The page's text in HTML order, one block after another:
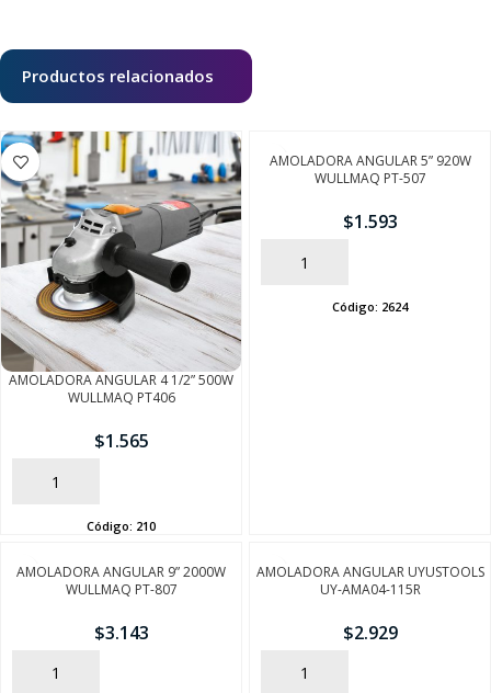
Productos relacionados
AMOLADORA ANGULAR 4 1/2” 500W
WULLMAQ PT406
$1.565
AÑADIR
Código: 210
AMOLADORA ANGULAR 5” 920W
WULLMAQ PT-507
$1.593
AÑADIR
Código: 2624
AMOLADORA ANGULAR 9” 2000W
WULLMAQ PT-807
$3.143
AÑADIR
AMOLADORA ANGULAR UYUSTOOLS
UY-AMA04-115R
$2.929
AÑADIR
SEGUÍ COMPRANDO